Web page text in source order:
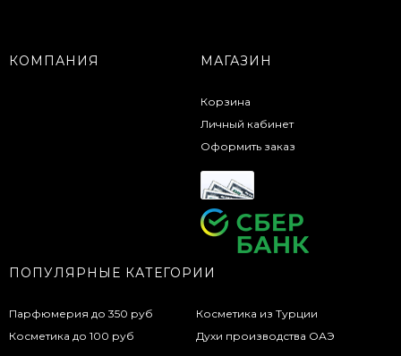
КОМПАНИЯ МАГАЗИН
Корзина
Личный кабинет
Оформить заказ
ПОПУЛЯРНЫЕ КАТЕГОРИИ
Парфюмерия до 350 руб
Косметика до 100 руб
Косметика из Турции
Духи производства ОАЭ